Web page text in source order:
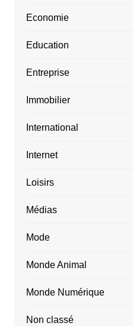
Economie
Education
Entreprise
Immobilier
International
Internet
Loisirs
Médias
Mode
Monde Animal
Monde Numérique
Non classé